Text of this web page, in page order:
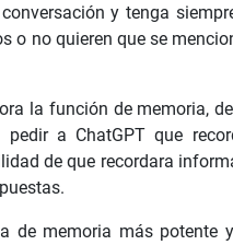
y tenga
o no quieren que se
la función de memoria,
a ChatGPT que
de que recordara
de memoria más potente